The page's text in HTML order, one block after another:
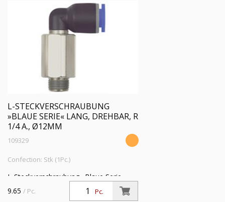
L-STECKVERSCHRAUBUNG
»BLAUE SERIE« LANG, DREHBAR, R
1/4 A., Ø12MM
109329
Confection: Stk (1Pc.)
L-Steckverschraubung »Blaue Serie«
lang, drehbar, R 1/4 a., f. Schlauch-
Außen-Ø 12 mm, Arbeitsdr. max. 15 bar,
Pc.
9.65 / Pc.